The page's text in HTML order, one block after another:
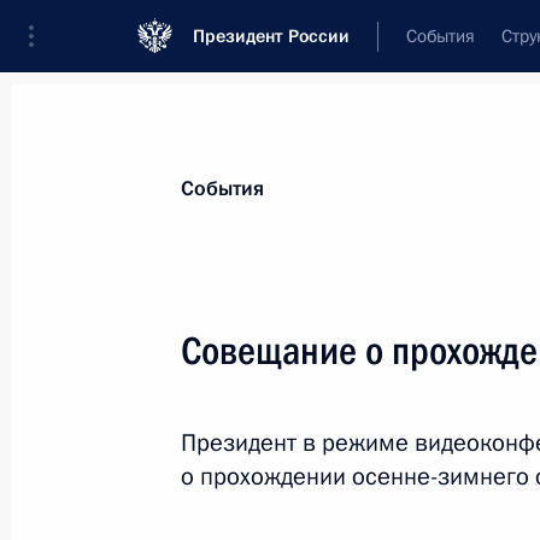
Президент России События
Перечень поручений по итогам
6 января 2022 года, 10:00
События
Совещание о
Президент в режиме
о прохождении осенне-зимнего